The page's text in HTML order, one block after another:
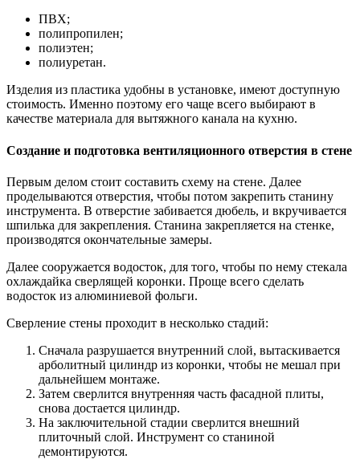
ПВХ;
полипропилен;
полиэтен;
полиуретан.
Изделия из пластика удобны в установке, имеют доступную
стоимость. Именно поэтому его чаще всего выбирают в
качестве материала для вытяжного канала на кухню.
Создание и подготовка вентиляционного отверстия в стене
Первым делом стоит составить схему на стене. Далее
проделываются отверстия, чтобы потом закрепить станину
инструмента. В отверстие забивается дюбель, и вкручивается
шпилька для закрепления. Станина закрепляется на стенке,
производятся окончательные замеры.
Далее сооружается водосток, для того, чтобы по нему стекала
охлаждайка сверлящей коронки. Проще всего сделать
водосток из алюминиевой фольги.
Сверление стены проходит в несколько стадий:
Сначала разрушается внутренний слой, вытаскивается
арболитный цилиндр из коронки, чтобы не мешал при
дальнейшем монтаже.
Затем сверлится внутренняя часть фасадной плиты,
снова достается цилиндр.
На заключительной стадии сверлится внешний
плиточный слой. Инструмент со станиной
демонтируются.